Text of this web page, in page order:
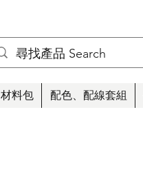
材料包 配色、配線套組